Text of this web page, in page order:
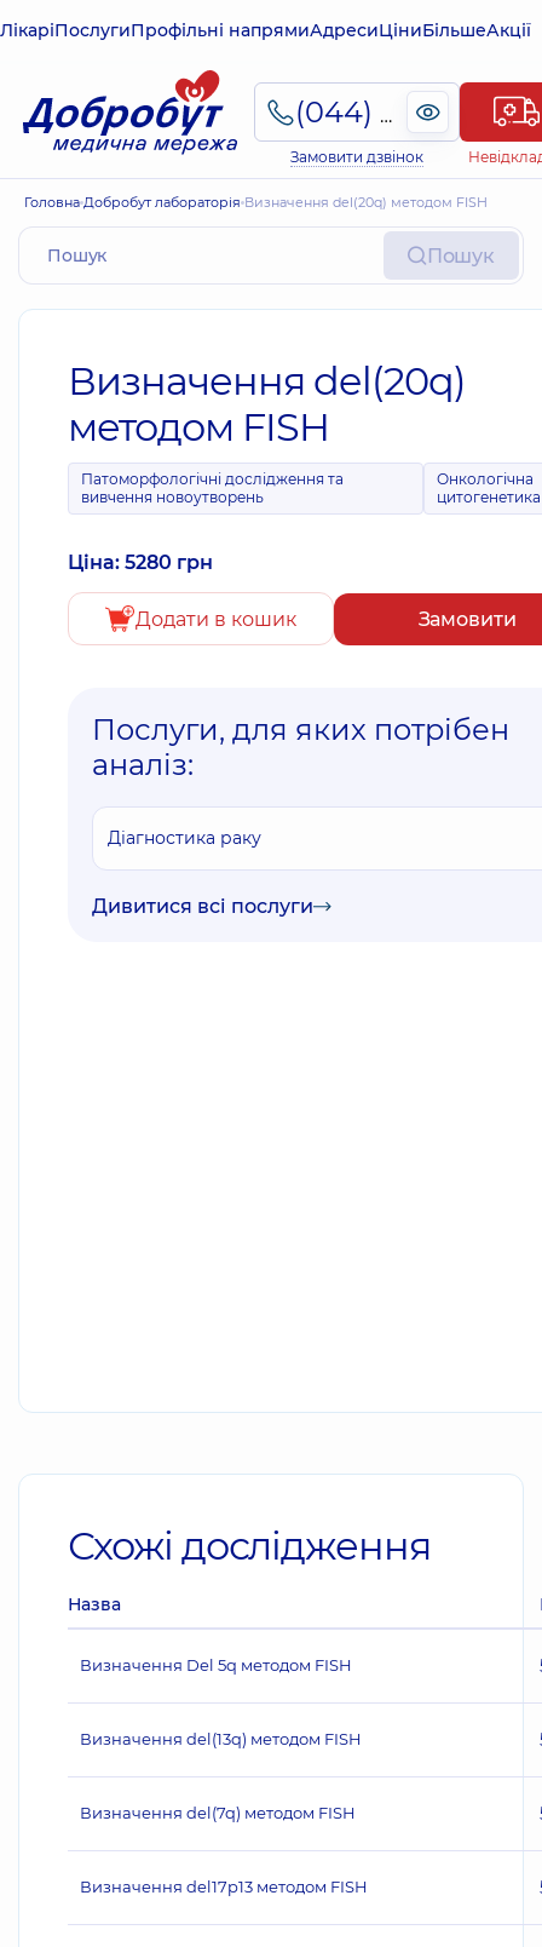
ЛікаріПослугиПрофільні напрямиАдресиЦіниБільшеАкції
(044) 495-2-888
Замовити дзвінок
Головна Добробут лабораторія Визначення del(20q) методом FISH
Пошук
Визначення del(20q)
методом FISH
Патоморфологічні дослідження та
вивчення новоутворень
Онкологічна
цитогенетика
Ціна: 5280 грн
Додати в кошик Замовити
Послуги, для яких потрібен
аналіз:
Діагностика раку
Дивитися всі послуги
Схожі дослідження
Назва
Визначення Del 5q методом FISH
Визначення del(13q) методом FISH
Визначення del(7q) методом FISH
Визначення del17p13 методом FISH